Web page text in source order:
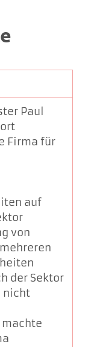
Paul
Firma für
auf
von
der Sektor
nicht